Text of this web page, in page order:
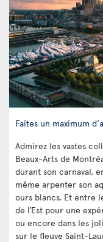
Faites un maximum
Admirez les vastes
Beaux-Arts de
durant son carnaval,
même arpenter son
ours blancs. Et entre
de l’Est pour une
ou encore dans les
sur le fleuve Saint-